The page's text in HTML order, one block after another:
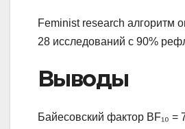
Feminist research алгоритм
28 исследований с 90%
Выводы
Байесовский фактор BF₁₀ =